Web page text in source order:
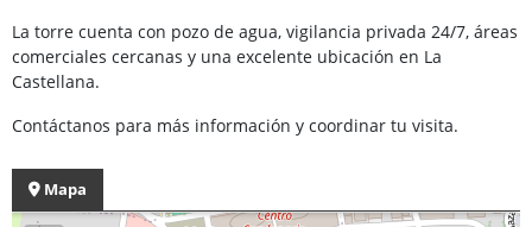
La torre cuenta con pozo de agua, vigilancia privada 24/7, áreas
comerciales cercanas y una excelente ubicación en La
Castellana.
Contáctanos para más información y coordinar tu visita.
Mapa